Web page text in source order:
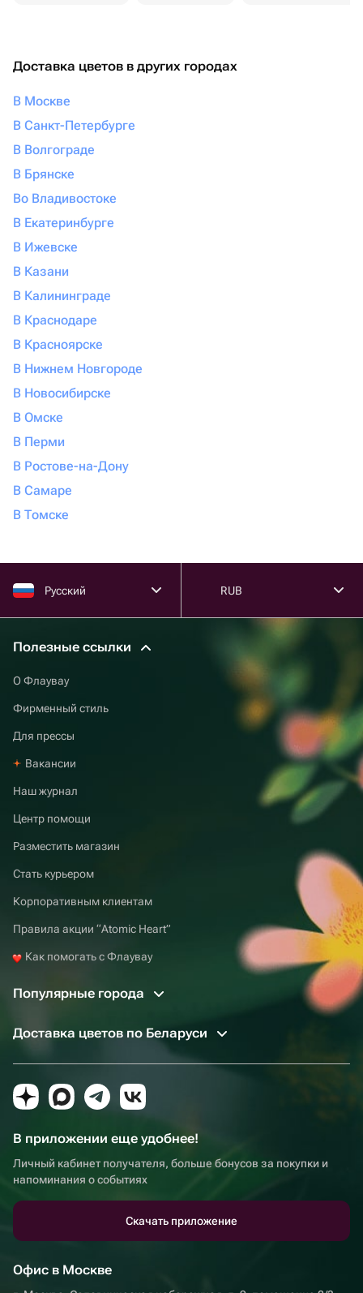
Доставка цветов в других городах
В Москве
В Санкт-Петербурге
В Волгограде
В Брянске
Во Владивостоке
В Екатеринбурге
В Ижевске
В Казани
В Калининграде
В Краснодаре
В Красноярске
В Нижнем Новгороде
В Новосибирске
В Омске
В Перми
В Ростове-на-Дону
В Самаре
В Томске
Русский RUB
Полезные ссылки
О Флаувау
Фирменный стиль
Для прессы
Вакансии
Наш журнал
Центр помощи
Разместить магазин
Стать курьером
Корпоративным клиентам
Правила акции “Atomic Heart”
Как помогать с Флаувау
Популярные города
Доставка цветов по Беларуси
В приложении еще удобнее!
Личный кабинет получателя, больше бонусов за покупки и
напоминания о событиях
Скачать приложение
Офис в Москве